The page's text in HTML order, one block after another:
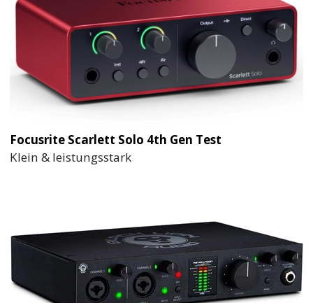
Focusrite Scarlett Solo 4th Gen Test
Klein & leistungsstark